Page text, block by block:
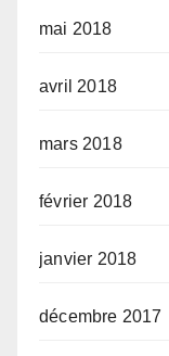
mai 2018
avril 2018
mars 2018
février 2018
janvier 2018
décembre 2017